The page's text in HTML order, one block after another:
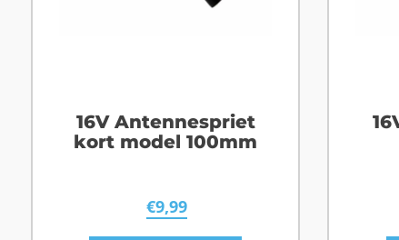
16V Antennespriet
kort model 100mm
€9,99